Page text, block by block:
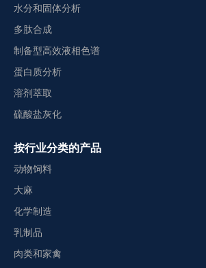
水分和固体分析
多肽合成
制备型高效液相色谱
蛋白质分析
溶剂萃取
硫酸盐灰化
按行业分类的产品
动物饲料
大麻
化学制造
乳制品
肉类和家禽